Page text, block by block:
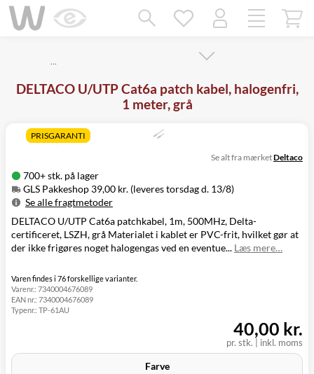
…
DELTACO U/UTP Cat6a patch kabel, halogenfri,
1 meter, grå
PRISGARANTI
700+ stk. på lager
GLS Pakkeshop 39,00 kr. (leveres torsdag d. 13/8)
Se alle fragtmetoder
Metode
Pris
Leveres
GLS Pakkeshop
39,00 kr.
Torsdag d. 13/8
GLS
GLS Erhverv
49,00 kr.
Click&Collect i
Svenstrup
(9230)
Se alt fra mærketDeltaco
DELTACO U/UTP Cat6a patchkabel, 1m, 500MHz, Delta-
certificeret, LSZH, grå Materialet i kablet er PVC-frit, hvilket gør at
der ikke frigøres noget halogengas ved en eventue... Læs mere…
Varen findes i 76 forskellige varianter.
Varenr.: 7340004676089
EAN nr.: 7340004676089
Typenr.: TP-61AU
pr. stk. inkl. moms
40,00 kr.
Farve
Mangler chatten?
Ret samtykke!